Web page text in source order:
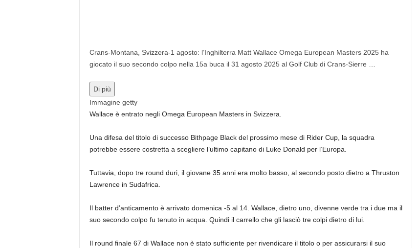
Crans-Montana, Svizzera-1 agosto: l’Inghilterra Matt Wallace Omega European Masters 2025 ha
giocato il suo secondo colpo nella 15a buca il 31 agosto 2025 al Golf Club di Crans-Sierre …
Di più
Immagine getty
Wallace è entrato negli Omega European Masters in Svizzera.
Una difesa del titolo di successo Bithpage Black del prossimo mese di Rider Cup, la squadra
potrebbe essere costretta a scegliere l’ultimo capitano di Luke Donald per l’Europa.
Tuttavia, dopo tre round duri, il giovane 35 anni era molto basso, al secondo posto dietro a Thruston
Lawrence in Sudafrica.
Il batter d’anticamento è arrivato domenica -5 al 14. Wallace, dietro uno, divenne verde tra i due ma il
suo secondo colpo fu tenuto in acqua. Quindi il carrello che gli lasciò tre colpi dietro di lui.
Il round finale 67 di Wallace non è stato sufficiente per rivendicare il titolo o per assicurarsi il suo